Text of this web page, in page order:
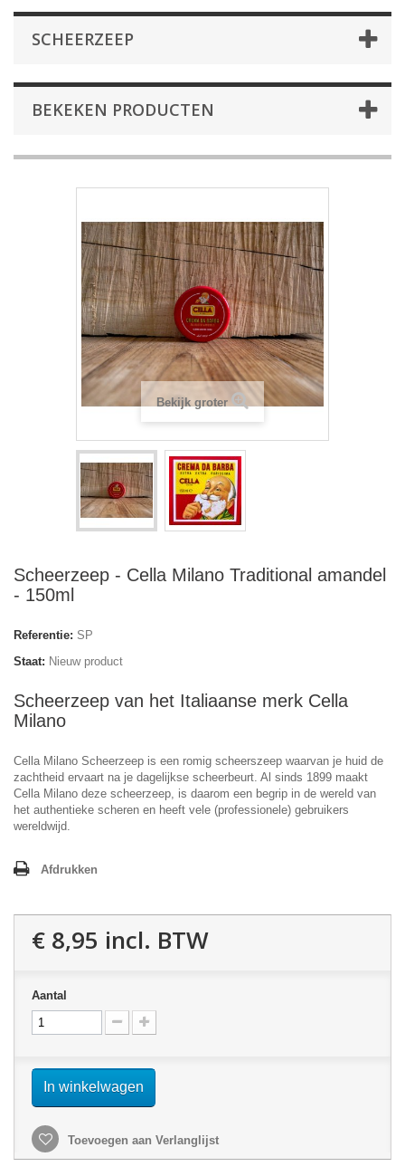
SCHEERZEEP
BEKEKEN PRODUCTEN
Bekijk groter
Scheerzeep - Cella Milano Traditional amandel
- 150ml
Referentie: SP
Staat: Nieuw product
Scheerzeep van het Italiaanse merk Cella
Milano
Cella Milano Scheerzeep is een romig scheerszeep waarvan je huid de
zachtheid ervaart na je dagelijkse scheerbeurt. Al sinds 1899 maakt
Cella Milano deze scheerzeep, is daarom een begrip in de wereld van
het authentieke scheren en heeft vele (professionele) gebruikers
wereldwijd.
Afdrukken
€ 8,95 incl. BTW
Aantal
In winkelwagen
Toevoegen aan Verlanglijst